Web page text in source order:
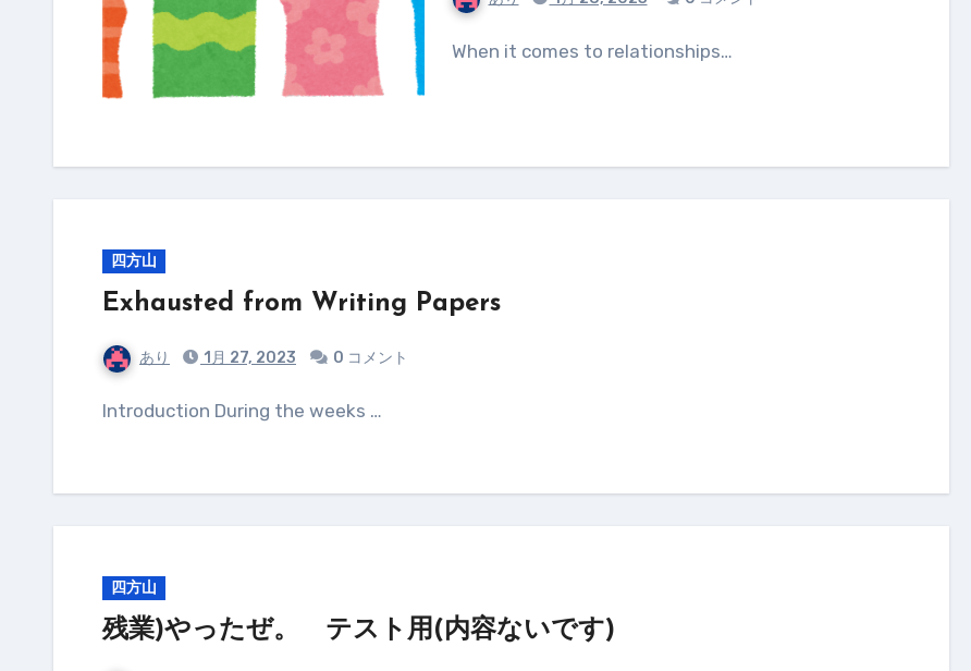
When it comes to relationships…
四方山
Exhausted from Writing Papers
あり 1月 27, 2023 0 コメント
Introduction During the weeks …
四方山
残業)やったぜ。 テスト用(内容ないです)